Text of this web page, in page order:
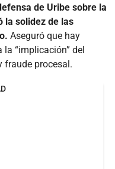
de Uribe sobre la
la solidez de las
Aseguró que hay
“implicación” del
fraude procesal.